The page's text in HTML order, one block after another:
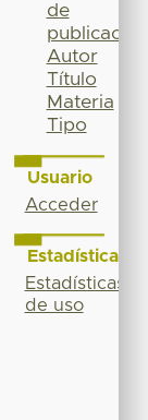
de
publicación
Autor
Título
Materia
Tipo
Usuario
Acceder
Estadísticas
Estadísticas
de uso